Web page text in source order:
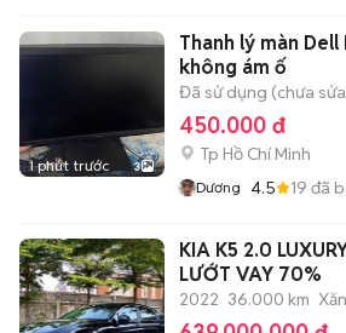
1 phút trước 3
Thanh lý màn
không ám ố
Đã sử dụng (chưa
450.000 đ
Tp Hồ Chí Minh
Dương 4.5 19 đã
KIA K5 2.0
LƯỚT VAY 70%
2022 36.000 km